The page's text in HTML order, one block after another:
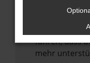
Veraltete
führen, dass
mehr